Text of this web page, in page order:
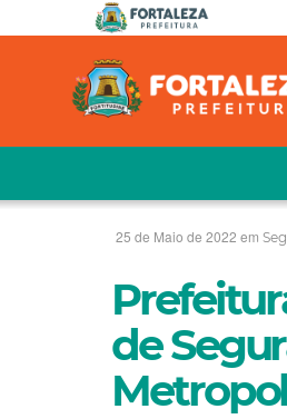
25 de Maio de 2022 em
de